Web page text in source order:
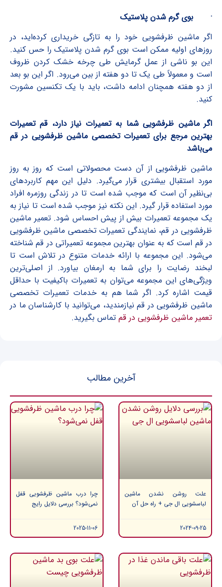
· بوی گرم شدن پلاستیک
اگر ماشین ظرفشویی خود را به تازگی خریداری کرده‌اید، در
روزهای اولیه ممکن است بوی گرم شدن پلاستیک را حس کنید.
این بو ناشی از عمل گرمایش طی چرخه خشک کردن ظروف
است و معمولاً طی یک تا دو هفته از بین می‌رود. اگر این بو بعد
از دو هفته همچنان ادامه داشت، باید با یک تکنسین مشورت
کنید.
اگر ماشین ظرفشویی شما به تعمیرات نیاز دارد، قم تعمیرات
بهترین مرجع برای تعمیرات تخصصی ماشین ظرفشویی در قم
می‌باشد
ماشین ظرفشویی از آن دست محصولاتی است که روز به روز
مورد استقبال بیشتری قرار می‌گیرد. دلیل این مهم کاربردهای
بی‌نظیر آن است که موجب شده است تا در زندگی روزمره افراد
مورد استفاده قرار گیرد. این نکته نیز موجب شده است تا نیاز به
یک مجموعه تعمیرات بیش از پیش احساس شود. تعمیر ماشین
ظرفشویی در قم، نمایندگی تعمیرات تخصصی ماشین ظرفشویی
در قم است که به عنوان بهترین مجموعه تعمیراتی در قم شناخته
می‌شود. این مجموعه با ارائه خدمات متنوع در تلاش است تا
لبخند رضایت را برای شما به ارمغان بیاورد. از اصلی‌ترین
ویژگی‌های این مجموعه می‌توان به تعمیرات باکیفیت با حداقل
قیمت اشاره کرد. اگر شما هم به خدمات تعمیرات تخصصی
ماشین ظرفشویی در قم نیازمندید، می‌توانید با کارشناسان ما در
تعمیر ماشین ظرفشویی در قم تماس بگیرید.
آخرین مطالب
علت روشن نشدن ماشین
لباسشویی ال جی + راه حل آن
2024-09-25
چرا درب ماشین ظرفشویی قفل
نمی‌شود؟ بررسی دلایل رایج
2025-11-06